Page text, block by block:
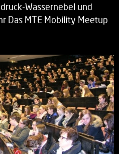
Wassernebel und
Das MTE Mobility Meetup